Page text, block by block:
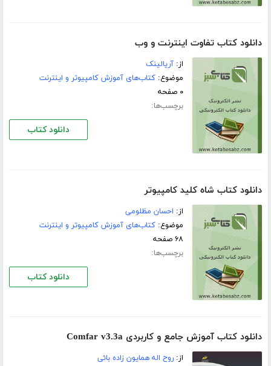
دانلود کتاب تفاوت اینترنت و وب
از:آریالینک
موضوع:کتاب‌های آموزش کامپیوتر و اینترنت
۰ صفحه
برچسب‌ها:
دانلود کتاب
دانلود کتاب شاه کلید کامپیوتر
از: احسان مظلومی
موضوع:کتاب‌های آموزش کامپیوتر و اینترنت
۶۸ صفحه
برچسب‌ها:
دانلود کتاب
دانلود کتاب آموزش جامع و کاربردی Comfar v3.3a
از:روح اله همایون زاده بائی